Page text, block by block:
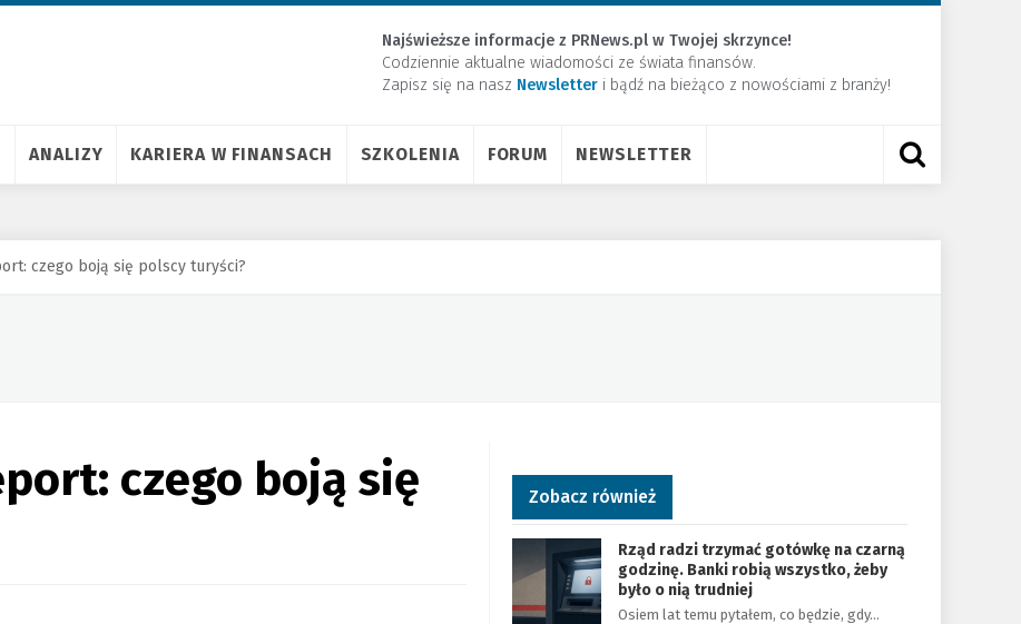
Najświeższe informacje z PRNews.pl w Twojej skrzynce!
Codziennie aktualne wiadomości ze świata finansów.
Zapisz się na nasz Newsletter ​i bądź na bieżąco z nowościami z branży!
ANALIZY KARIERA W FINANSACH SZKOLENIA FORUM NEWSLETTER
czego boją się polscy turyści?
czego boją się
Zobacz również
Rząd radzi trzymać gotówkę na czarną
godzinę. Banki robią wszystko, żeby
było o nią trudniej
Osiem lat temu pytałem, co będzie, gdy…